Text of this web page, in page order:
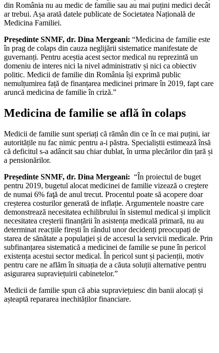
din România nu au medic de familie sau au mai puțini medici decât
ar trebui. Așa arată datele publicate de Societatea Națională de
Medicina Familiei.
Președinte SNMF, dr. Dina Mergeani: “Medicina de familie este
în prag de colaps din cauza neglijării sistematice manifestate de
guvernanți. Pentru aceștia acest sector medical nu reprezintă un
domeniu de interes nici la nivel administrativ și nici ca obiectiv
politic. Medicii de familie din România își exprimă public
nemulțumirea față de finanțarea medicinei primare în 2019, fapt care
aruncă medicina de familie în criză.”
Medicina de familie se află în colaps
Medicii de familie sunt speriați că rămân din ce în ce mai puțini, iar
autoritățile nu fac nimic pentru a-i păstra. Specialiștii estimează însă
că deficitul s-a adâncit sau chiar dublat, în urma plecărilor din țară și
a pensionărilor.
Președinte SNMF, dr. Dina Mergeani: “În proiectul de buget
pentru 2019, bugetul alocat medicinei de familie vizează o creştere
de numai 6% faţă de anul trecut. Procentul poate să acopere doar
creșterea costurilor generată de inflație. Argumentele noastre care
demonstrează necesitatea echilibrului în sistemul medical și implicit
necesitatea creșterii finanțării în asistența medicală primară, nu au
determinat reacțiile firești în rândul unor decidenți preocupați de
starea de sănătate a populației și de accesul la servicii medicale. Prin
subfinanțarea sistematică a medicinei de familie se pune în pericol
existența acestui sector medical. În pericol sunt și pacienții, motiv
pentru care ne aflăm în situația de a căuta soluții alternative pentru
asigurarea supraviețuirii cabinetelor.”
Medicii de familie spun că abia supraviețuiesc din banii alocați și
așteaptă repararea inechităților financiare.